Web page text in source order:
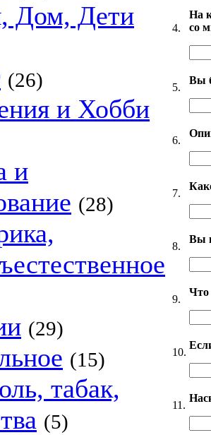
Дом, Дети
(26)
и Хобби
и
(28)
(29)
(15)
табак,
(5)
4.
На
со
5.
Вы
6.
7.
8.
Вы
9.
Что
10.
11.